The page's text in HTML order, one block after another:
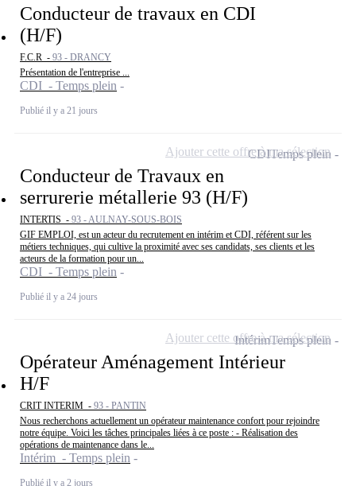
Conducteur de travaux en CDI
(H/F)
F.C.R - 93 - DRANCY
Présentation de l'entreprise ...
CDI - Temps plein
Publié il y a 21 jours
Conducteur de Travaux en
serrurerie métallerie 93 (H/F)
INTERTIS - 93 - AULNAY-SOUS-BOIS
GIF EMPLOI, est un acteur du recrutement en intérim et CDI, référent sur les
métiers techniques, qui cultive la proximité avec ses candidats, ses clients et les
acteurs de la formation pour un...
CDI - Temps plein
Publié il y a 24 jours
CDITemps plein
Ajouter cette offre à ma sélection
Opérateur Aménagement Intérieur
H/F
CRIT INTERIM - 93 - PANTIN
Nous recherchons actuellement un opérateur maintenance confort pour rejoindre
notre équipe. Voici les tâches principales liées à ce poste : - Réalisation des
opérations de maintenance dans le...
Intérim - Temps plein
Publié il y a 2 jours
IntérimTemps plein
Ajouter cette offre à ma sélection